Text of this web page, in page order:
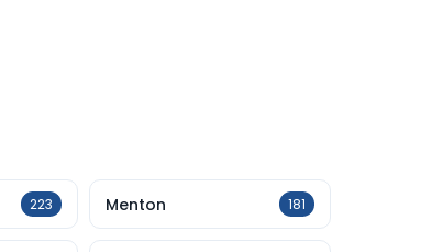
223 Menton 181